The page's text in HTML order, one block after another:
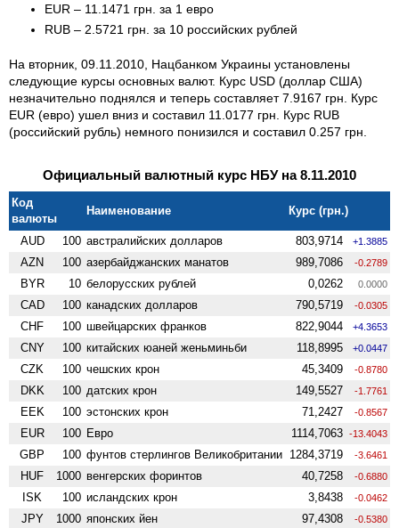
EUR – 11.1471 грн. за 1 евро
RUB – 2.5721 грн. за 10 российских рублей
На вторник, 09.11.2010, Нацбанком Украины установлены
следующие курсы основных валют. Курс USD (доллар США)
незначительно поднялся и теперь составляет 7.9167 грн. Курс
EUR (евро) ушел вниз и составил 11.0177 грн. Курс RUB
(российский рубль) немного понизился и составил 0.257 грн.
Официальный валютный курс НБУ на 8.11.2010
Код
валюты
Наименование Курс (грн.)
AUD 100 австралийских долларов 803,9714 +1.3885
AZN 100 азербайджанских манатов 989,7086 -0.2789
BYR 10 белорусских рублей 0,0262 0.0000
CAD 100 канадских долларов 790,5719 -0.0305
CHF 100 швейцарских франков 822,9044 +4.3653
CNY 100 китайских юаней женьминьби 118,8995 +0.0447
CZK 100 чешских крон 45,3409 -0.8780
DKK 100 датских крон 149,5527 -1.7761
EEK 100 эстонских крон 71,2427 -0.8567
EUR 100 Евро 1114,7063 -13.4043
GBP 100 фунтов стерлингов Велико­британии 1284,3719 -3.6461
HUF 1000 венгерских форинтов 40,7258 -0.6880
ISK 100 исландских крон 3,8438 -0.0462
JPY 1000 японских йен 97,4308 -0.5380